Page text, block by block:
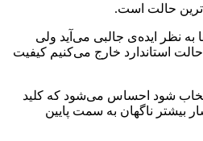
ترین حالت است.
به نظر ایده‌ی جالبی می‌آید ولی
استاندارد خارج می‌کنیم کیفیت
شود احساس می‌شود که کلید
بیشتر ناگهان به سمت پایین